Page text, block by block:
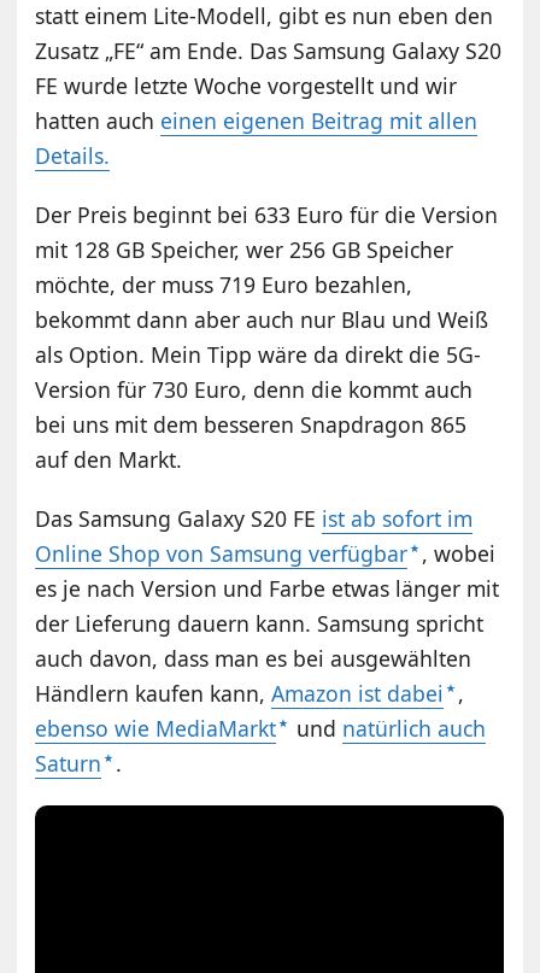
statt einem Lite-Modell, gibt es nun eben den
Zusatz „FE“ am Ende. Das Samsung Galaxy S20
FE wurde letzte Woche vorgestellt und wir
hatten auch einen eigenen Beitrag mit allen
Details.
Der Preis beginnt bei 633 Euro für die Version
mit 128 GB Speicher, wer 256 GB Speicher
möchte, der muss 719 Euro bezahlen,
bekommt dann aber auch nur Blau und Weiß
als Option. Mein Tipp wäre da direkt die 5G-
Version für 730 Euro, denn die kommt auch
bei uns mit dem besseren Snapdragon 865
auf den Markt.
Das Samsung Galaxy S20 FE ist ab sofort im
Online Shop von Samsung verfügbar , wobei
es je nach Version und Farbe etwas länger mit
der Lieferung dauern kann. Samsung spricht
auch davon, dass man es bei ausgewählten
Händlern kaufen kann,Amazon ist dabei
,
ebenso wie MediaMarkt
und natürlich auch
Saturn .